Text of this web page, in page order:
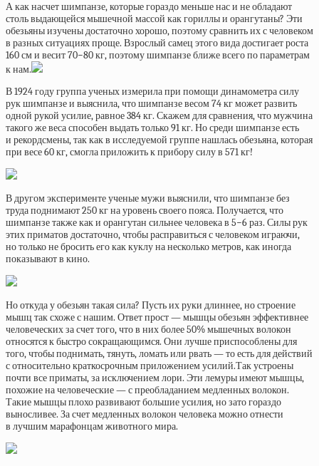
А как насчет шимпанзе, которые гораздо меньше нас и не обладают
столь выдающейся мышечной массой как гориллы и орангутаны? Эти
обезьяны изучены достаточно хорошо, поэтому сравнить их с человеком
в разных ситуациях проще. Взрослый самец этого вида достигает роста
160 см и весит 70−80 кг, поэтому шимпанзе ближе всего по параметрам
к нам.
В 1924 году группа ученых измерила при помощи динамометра силу
рук шимпанзе и выяснила, что шимпанзе весом 74 кг может развить
одной рукой усилие, равное 384 кг. Скажем для сравнения, что мужчина
такого же веса способен выдать только 91 кг. Но среди шимпанзе есть
и рекордсмены, так как в исследуемой группе нашлась обезьяна, которая
при весе 60 кг, смогла приложить к прибору силу в 571 кг!
В другом эксперименте ученые мужи выяснили, что шимпанзе без
труда поднимают 250 кг на уровень своего пояса. Получается, что
шимпанзе также как и орангутан сильнее человека в 5−6 раз. Силы рук
этих приматов достаточно, чтобы расправиться с человеком играючи,
но только не бросить его как куклу на несколько метров, как иногда
показывают в кино.
Но откуда у обезьян такая сила? Пусть их руки длиннее, но строение
мышц так схоже с нашим. Ответ прост — мышцы обезьян эффективнее
человеческих за счет того, что в них более 50% мышечных волокон
относятся к быстро сокращающимся. Они лучше приспособлены для
того, чтобы поднимать, тянуть, ломать или рвать — то есть для действий
с относительно краткосрочным приложением усилий.Так устроены
почти все приматы, за исключением лори. Эти лемуры имеют мышцы,
похожие на человеческие — с преобладанием медленных волокон.
Такие мышцы плохо развивают большие усилия, но зато гораздо
выносливее. За счет медленных волокон человека можно отнести
в лучшим марафонцам животного мира.